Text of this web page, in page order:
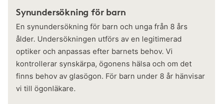
Synundersökning för barn
En synundersökning för barn och unga från 8 års
ålder. Undersökningen utförs av en legitimerad
optiker och anpassas efter barnets behov. Vi
kontrollerar synskärpa, ögonens hälsa och om det
finns behov av glasögon. För barn under 8 år hänvisar
vi till ögonläkare.